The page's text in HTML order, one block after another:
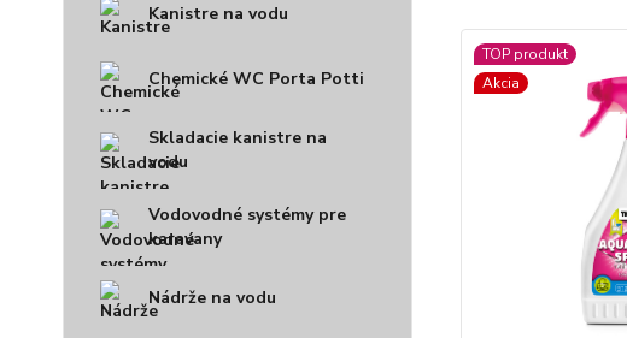
Kanistre na vodu
Chemické WC Porta Potti
Skladacie kanistre na
vodu
Vodovodné systémy pre
karavany
Nádrže na vodu
TOP produkt
Akcia